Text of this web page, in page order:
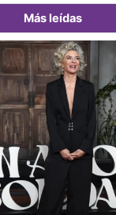
Más leídas